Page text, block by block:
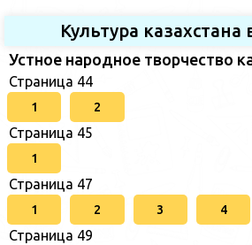
Культура казахстана
Устное народное творчество
Страница 44
1 2
Страница 45
1
Страница 47
1 2 3 4
Страница 49